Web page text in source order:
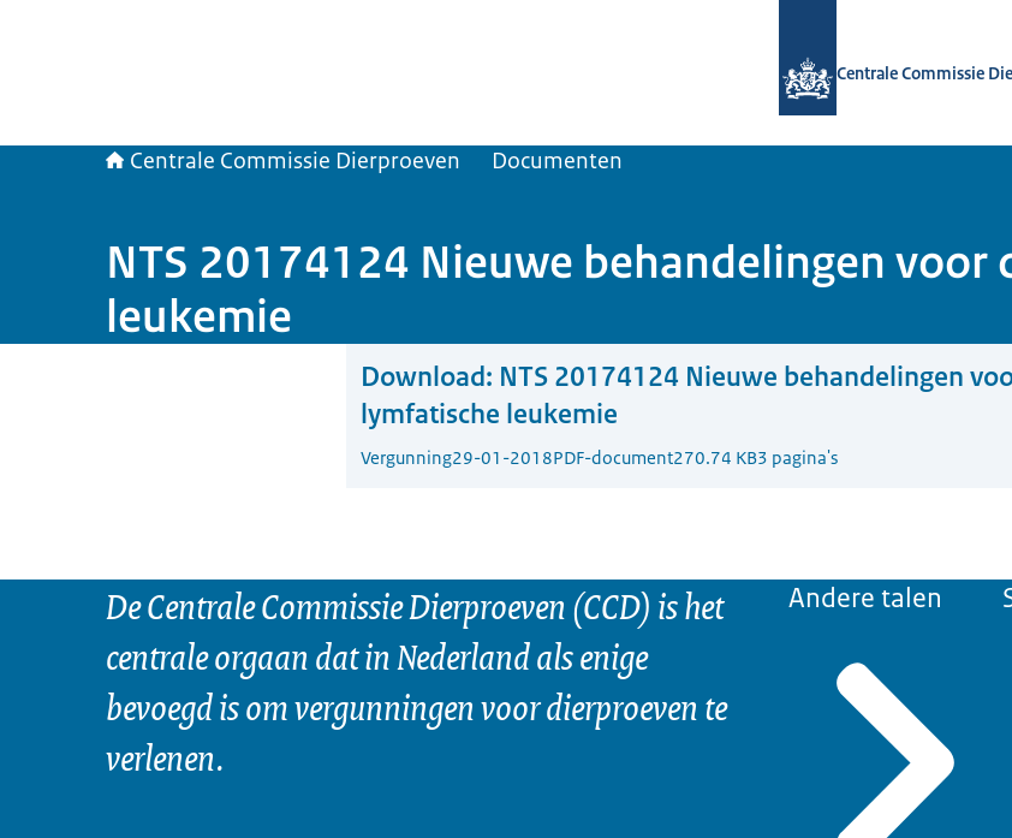
Centrale Commissie
Centrale Commissie Dierproeven Documenten
NTS 20174124 Nieuwe behandelingen voor
leukemie
Download: NTS 20174124 Nieuwe behandelingen
lymfatische leukemie
Vergunning29-01-2018PDF-document270.74 KB3 pagina's
De Centrale Commissie Dierproeven (CCD) is het
centrale orgaan dat in Nederland als enige
bevoegd is om vergunningen voor dierproeven te
verlenen.
Andere talen